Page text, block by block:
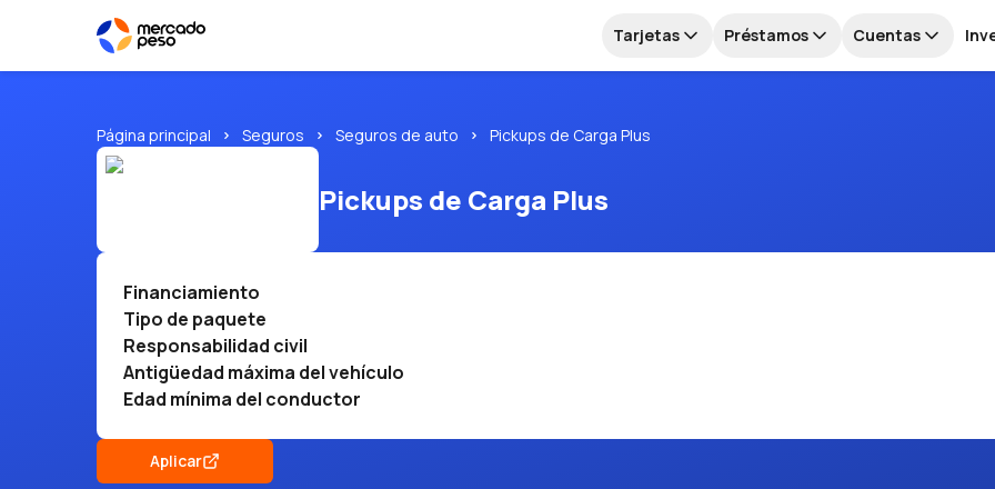
Tarjetas Préstamos Cuentas
Página principal Seguros Seguros de auto Pickups de Carga Plus
Pickups de Carga Plus
Financiamiento
Tipo de paquete
Responsabilidad civil
Antigüedad máxima del vehículo
Edad mínima del conductor
Aplicar